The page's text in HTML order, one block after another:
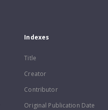
Indexes
Title
Creator
Contributor
Original Publication Date